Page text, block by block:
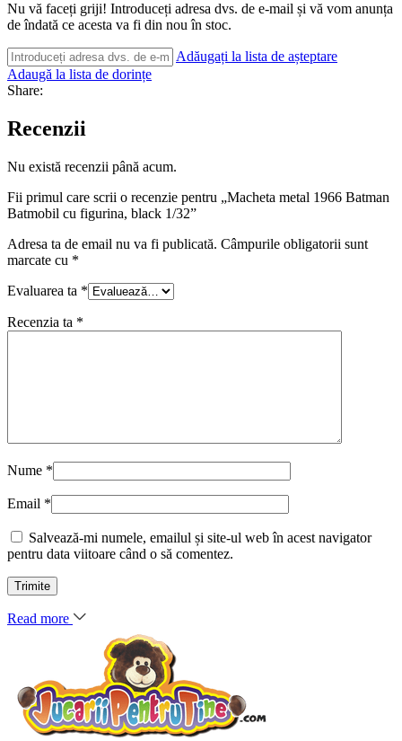
Nu vă faceți griji! Introduceți adresa dvs. de e-mail și vă vom anunța
de îndată ce acesta va fi din nou în stoc.
Adăugați la lista de așteptare
Adaugă la lista de dorințe
Share:
Recenzii
Nu există recenzii până acum.
Fii primul care scrii o recenzie pentru „Macheta metal 1966 Batman
Batmobil cu figurina, black 1/32”
Adresa ta de email nu va fi publicată. Câmpurile obligatorii sunt
marcate cu *
Evaluarea ta *
Recenzia ta *
Nume *
Email *
Salvează-mi numele, emailul și site-ul web în acest navigator
pentru data viitoare când o să comentez.
Read more